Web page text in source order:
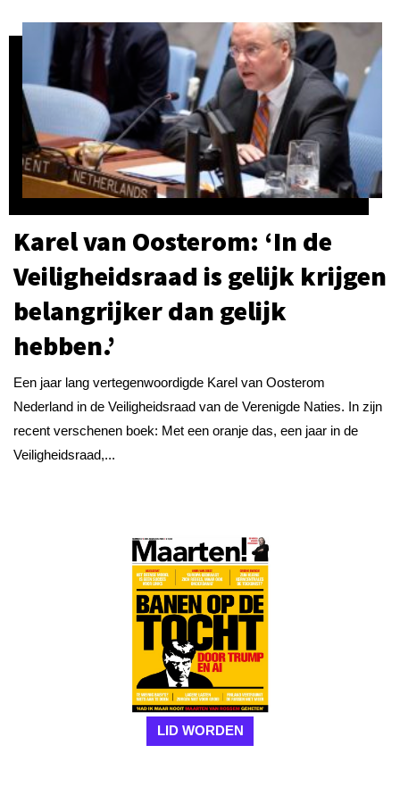
Karel van Oosterom: ‘In de
Veiligheidsraad is gelijk krijgen
belangrijker dan gelijk
hebben.’
Een jaar lang vertegenwoordigde Karel van Oosterom
Nederland in de Veiligheidsraad van de Verenigde Naties. In zijn
recent verschenen boek: Met een oranje das, een jaar in de
Veiligheidsraad,...
LID WORDEN